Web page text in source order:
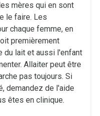
mères qui en sont
le faire. Les
chaque femme, en
premièrement
du lait et aussi l'enfant
Allaiter peut être
pas toujours. Si
demandez de l'aide
êtes en clinique.